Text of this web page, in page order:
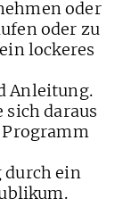
oder
oder zu
lockeres
Anleitung.
sich daraus
durch ein